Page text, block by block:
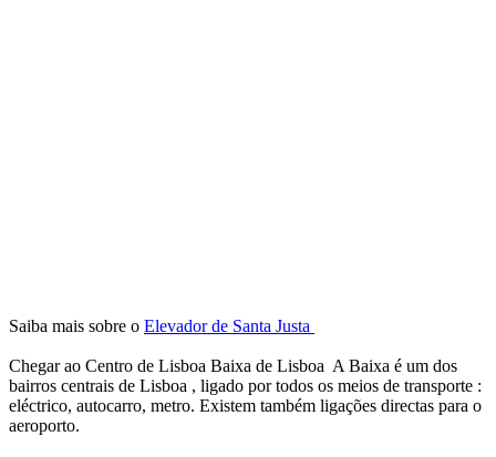
Saiba mais sobre o Elevador de Santa Justa
Chegar ao Centro de Lisboa Baixa de Lisboa A Baixa é um dos
bairros centrais de Lisboa , ligado por todos os meios de transporte :
eléctrico, autocarro, metro. Existem também ligações directas para o
aeroporto.